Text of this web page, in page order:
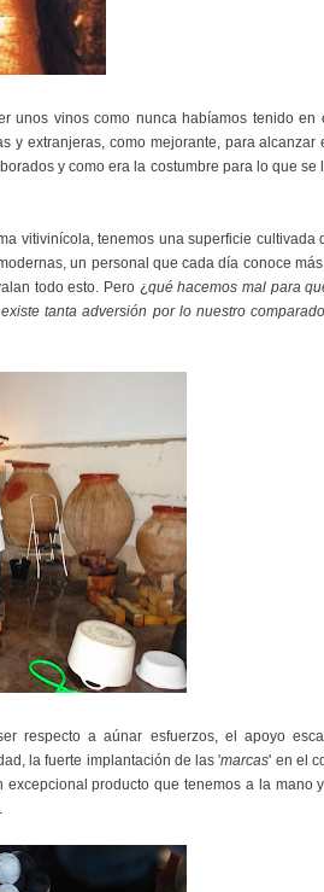
unos vinos como nunca habíamos tenido en
y extranjeras, como mejorante, para alcanzar
y como era la costumbre para lo que se
vitivinícola, tenemos una superficie cultivada
un personal que cada día conoce más
todo esto. Pero ¿qué hacemos mal para
tanta adversión por lo nuestro
respecto a aúnar esfuerzos, el apoyo
la fuerte implantación de las 'marcas' en el
producto que tenemos a la mano